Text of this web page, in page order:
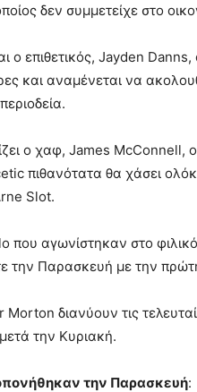
δεν συμμετείχε στο
ο επιθετικός, Jayden
και αναμένεται να
ο χαφ, James McConnell, ο
πιθανότατα θα χάσει
Slot.
που αγωνίστηκαν στο
την Παρασκευή με την
διανύουν τις
την Κυριακή.
την Παρασκευή: